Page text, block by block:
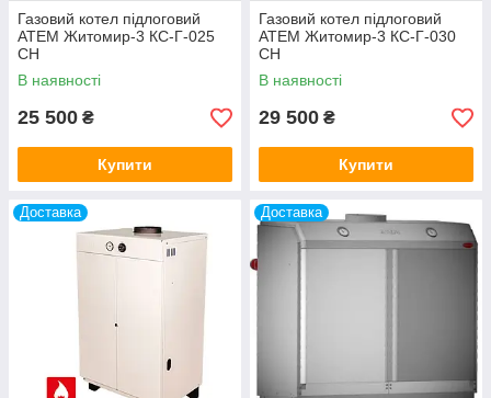
Газовий котел підлоговий
АТЕМ Житомир-3 КС-Г-025
СН
В наявності
25 500 ₴
Купити
Газовий котел підлоговий
АТЕМ Житомир-3 КС-Г-030
СН
В наявності
29 500 ₴
Купити
Доставка Доставка